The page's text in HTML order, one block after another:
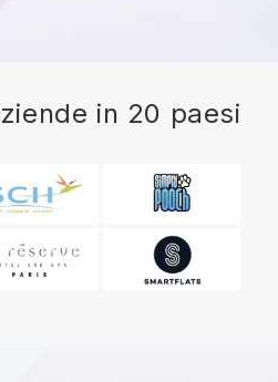
in 20 paesi